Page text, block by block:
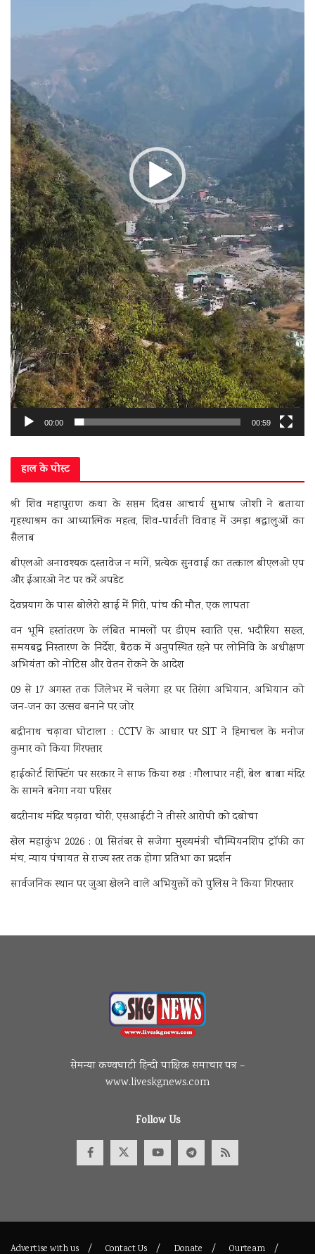
00:00 00:59
हाल के पोस्ट
श्री शिव महापुराण कथा के सप्तम दिवस आचार्य सुभाष जोशी ने बताया
गृहस्थाश्रम का आध्यात्मिक महत्व, शिव-पार्वती विवाह में उमड़ा श्रद्धालुओं का
सैलाब
बीएलओ अनावश्यक दस्तावेज न मांगें, प्रत्येक सुनवाई का तत्काल बीएलओ एप
और ईआरओ नेट पर करें अपडेट
देवप्रयाग के पास बोलेरो खाई में गिरी, पांच की मौत, एक लापता
वन भूमि हस्तांतरण के लंबित मामलों पर डीएम स्वाति एस. भदौरिया सख्त,
समयबद्ध निस्तारण के निर्देश, बैठक में अनुपस्थित रहने पर लोनिवि के अधीक्षण
अभियंता को नोटिस और वेतन रोकने के आदेश
09 से 17 अगस्त तक जिलेभर में चलेगा हर घर तिरंगा अभियान, अभियान को
जन-जन का उत्सव बनाने पर जोर
बद्रीनाथ चढ़ावा घोटाला : CCTV के आधार पर SIT ने हिमाचल के मनोज
कुमार को किया गिरफ्तार
हाईकोर्ट शिफ्टिंग पर सरकार ने साफ किया रुख : गौलापार नहीं, बेल बाबा मंदिर
के सामने बनेगा नया परिसर
बदरीनाथ मंदिर चढ़ावा चोरी, एसआईटी ने तीसरे आरोपी को दबोचा
खेल महाकुंभ 2026 : 01 सितंबर से सजेगा मुख्यमंत्री चौम्पियनशिप ट्रॉफी का
मंच, न्याय पंचायत से राज्य स्तर तक होगा प्रतिभा का प्रदर्शन
सार्वजनिक स्थान पर जुआ खेलने वाले अभियुक्तों को पुलिस ने किया गिरफ्तार
सेमन्या कण्वघाटी हिन्दी पाक्षिक समाचार पत्र –
www.liveskgnews.com
Follow Us
Advertise with us Contact Us Donate Ourteam